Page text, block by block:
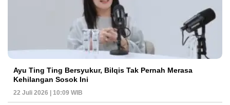
Ayu Ting Ting Bersyukur, Bilqis Tak Pernah Merasa
Kehilangan Sosok Ini
22 Juli 2026 | 10:09 WIB